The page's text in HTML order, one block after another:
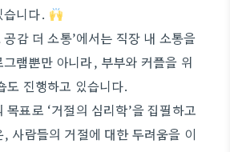
습니다.
감 더 소통’에서는 직장 내 소통을
램뿐만 아니라, 부부와 커플을 위
도 진행하고 있습니다.
목표로 ‘거절의 심리학’을 집필하고
사람들의 거절에 대한 두려움을 이